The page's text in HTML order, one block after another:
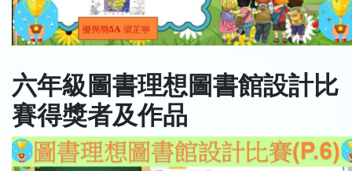
六年級圖書理想圖書館設計比
賽得獎者及作品